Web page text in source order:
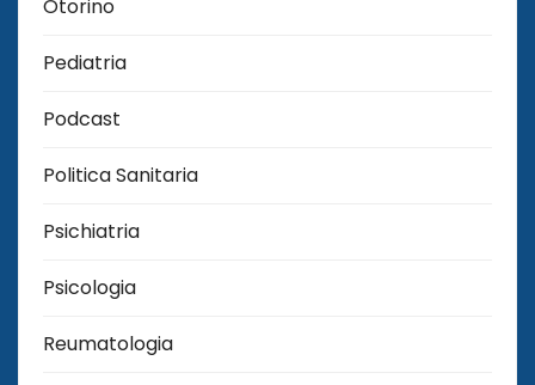
Otorino
Pediatria
Podcast
Politica Sanitaria
Psichiatria
Psicologia
Reumatologia